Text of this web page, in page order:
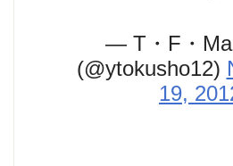
— T・F・
(@ytokusho12)
19,